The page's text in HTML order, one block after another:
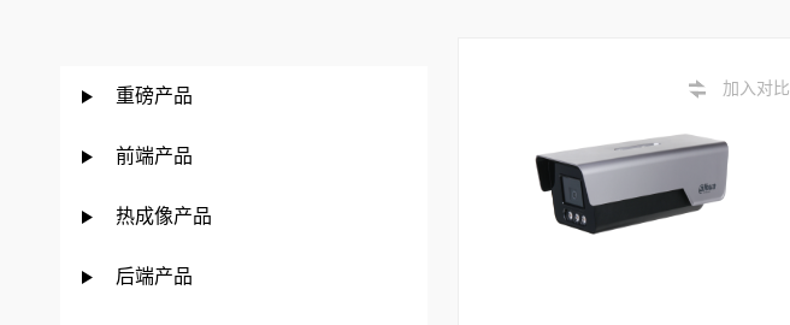
重磅产品
前端产品
热成像产品
后端产品
加入对比